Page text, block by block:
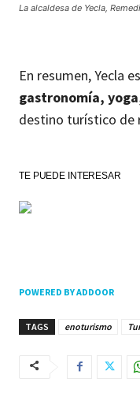
La alcaldesa de Yecla,
En resumen, Yecla
gastronomía,
destino turístico de
TE PUEDE INTERESAR
POWERED BY ADDOOR
TAGS enoturismo